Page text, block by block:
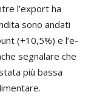
l’export ha
sono andati
(+10,5%) e l’e-
segnalare che
più bassa